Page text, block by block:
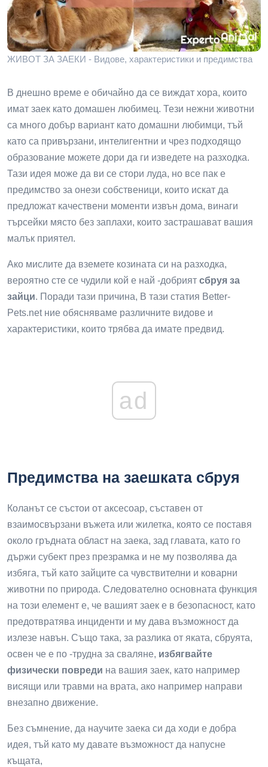
ЖИВОТ ЗА ЗАЕКИ - Видове, характеристики и предимства
В днешно време е обичайно да се виждат хора, които
имат заек като домашен любимец. Тези нежни животни
са много добър вариант като домашни любимци, тъй
като са привързани, интелигентни и чрез подходящо
образование можете дори да ги изведете на разходка.
Тази идея може да ви се стори луда, но все пак е
предимство за онези собственици, които искат да
предложат качествени моменти извън дома, винаги
търсейки място без заплахи, които застрашават вашия
малък приятел.
Ако мислите да вземете козината си на разходка,
вероятно сте се чудили кой е най -добрият сбруя за
зайци. Поради тази причина, В тази статия Better-
Pets.net ние обясняваме различните видове и
характеристики, които трябва да имате предвид.
ad
Предимства на заешката сбруя
Коланът се състои от аксесоар, съставен от
взаимосвързани въжета или жилетка, която се поставя
около гръдната област на заека, зад главата, като го
държи субект през презрамка и не му позволява да
избяга, тъй като зайците са чувствителни и коварни
животни по природа. Следователно основната функция
на този елемент е, че вашият заек е в безопасност, като
предотвратява инциденти и му дава възможност да
излезе навън. Също така, за разлика от яката, сбруята,
освен че е по -трудна за сваляне, избягвайте
физически повреди на вашия заек, като например
висящи или травми на врата, ако например направи
внезапно движение.
Без съмнение, да научите заека си да ходи е добра
идея, тъй като му давате възможност да напусне
къщата,